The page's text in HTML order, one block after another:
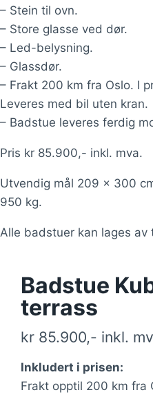
– Stein til ovn.
– Store glasse ved dør.
– Led-belysning.
– Glassdør.
– Frakt 200 km fra Oslo. I
Leveres med bil uten kran.
– Badstue leveres ferdig
Pris kr 85.900,- inkl. mva.
Utvendig mål 209 x 300
950 kg.
Alle badstuer kan lages av
Badstue
terrass
kr 85.900,- inkl.
Inkludert i prisen:
Frakt opptil 200 km fra